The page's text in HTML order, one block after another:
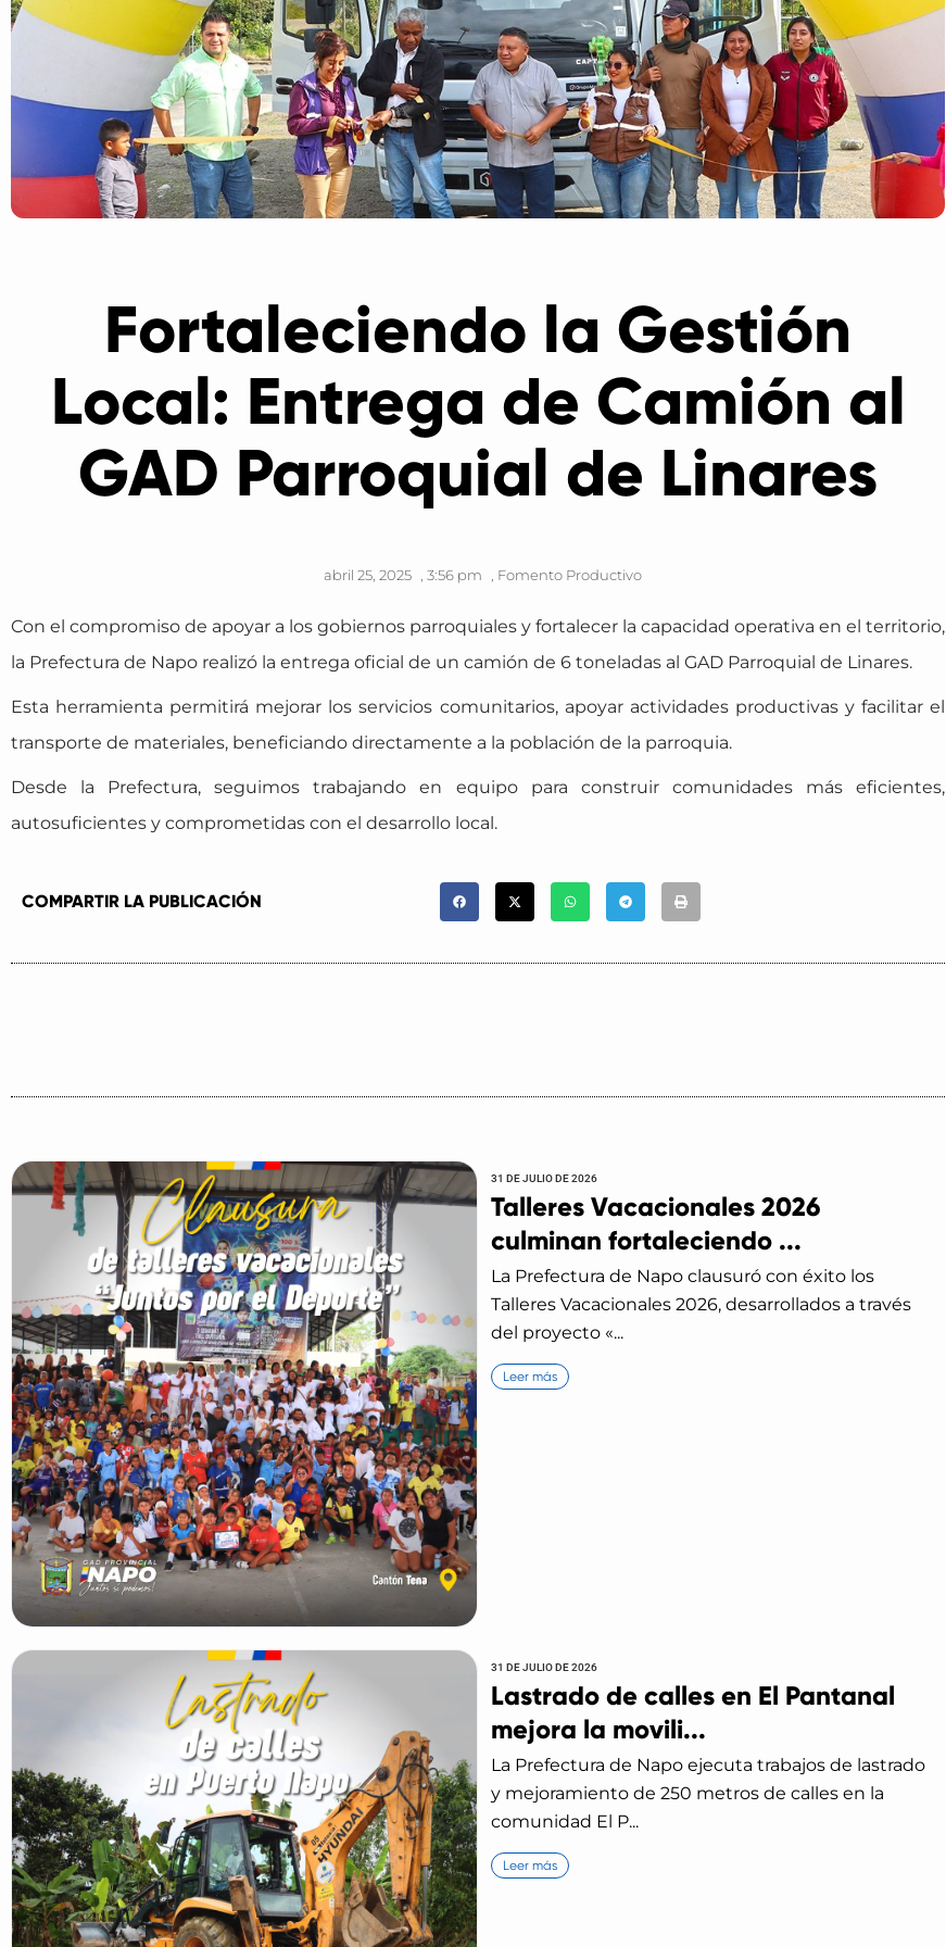
Fortaleciendo la Gestión
Local: Entrega de Camión al
GAD Parroquial de Linares
abril 25, 2025 3:56 pm Fomento Productivo
Con el compromiso de apoyar a los gobiernos parroquiales y fortalecer la capacidad operativa en el territorio,
la Prefectura de Napo realizó la entrega oficial de un camión de 6 toneladas al GAD Parroquial de Linares.
Esta herramienta permitirá mejorar los servicios comunitarios, apoyar actividades productivas y facilitar el
transporte de materiales, beneficiando directamente a la población de la parroquia.
Desde la Prefectura, seguimos trabajando en equipo para construir comunidades más eficientes,
autosuficientes y comprometidas con el desarrollo local.
COMPARTIR LA PUBLICACIÓN
31 DE JULIO DE 2026
Talleres Vacacionales 2026
culminan fortaleciendo ...
La Prefectura de Napo clausuró con éxito los
Talleres Vacacionales 2026, desarrollados a través
del proyecto «...
Leer más
31 DE JULIO DE 2026
Lastrado de calles en El Pantanal
mejora la movili...
La Prefectura de Napo ejecuta trabajos de lastrado
y mejoramiento de 250 metros de calles en la
comunidad El P...
Leer más